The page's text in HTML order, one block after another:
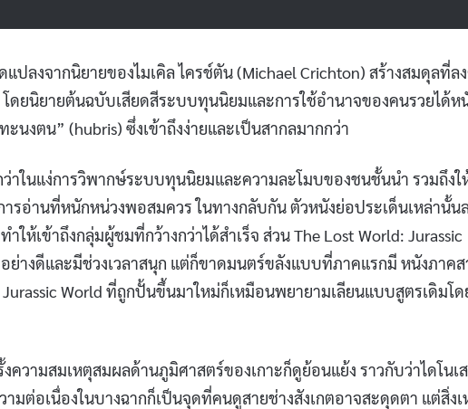
ปลงจากนิยายของไมเคิล ไครช์ตัน (Michael Crichton) สร้างสมดุลที่ล
ดยนิยายต้นฉบับเสียดสีระบบทุนนิยมและการใช้อำนาจของคนรวยได้ห
นงตน” (hubris) ซึ่งเข้าถึงง่ายและเป็นสากลมากกว่า
ในแง่การวิพากษ์ระบบทุนนิยมและความละโมบของชนชั้นนำ รวมถึงใ
รอ่านที่หนักหน่วงพอสมควร ในทางกลับกัน ตัวหนังย่อประเด็นเหล่านั้น
ให้เข้าถึงกลุ่มผู้ชมที่กว้างกว่าได้สำเร็จ ส่วน The Lost World: Jurassic
างดีและมีช่วงเวลาสนุก แต่ก็ขาดมนตร์ขลังแบบที่ภาคแรกมี หนังภาค
World ที่ถูกปั้นขึ้นมาใหม่ก็เหมือนพยายามเลียนแบบสูตรเดิมโ
ความสมเหตุสมผลด้านภูมิศาสตร์ของเกาะก็ดูย้อนแย้ง ราวกับว่าไดโนเ
มต่อเนื่องในบางฉากก็เป็นจุดที่คนดูสายช่างสังเกตอาจสะดุดตา แต่สิ่งเ